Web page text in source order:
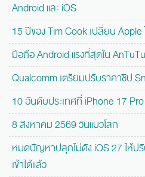
Android และ iOS
15 ปีของ Tim Cook เปลี่ยน Apple
มือถือ Android แรงที่สุดใน
Qualcomm เตรียมปรับราคาชิป
10 อันดับประเทศที่ iPhone 17
8 สิงหาคม 2569 วันแมวโลก
หมดปัญหาปลุกไม่ดัง iOS 27 ให้ป
เข้าได้แล้ว